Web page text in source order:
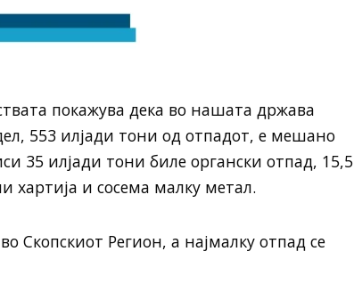
покажува дека во нашата држава
553 илјади тони од отпадот, е мешано
35 илјади тони биле органски отпад, 15,5
хартија и сосема малку метал.
Скопскиот Регион, а најмалку отпад се